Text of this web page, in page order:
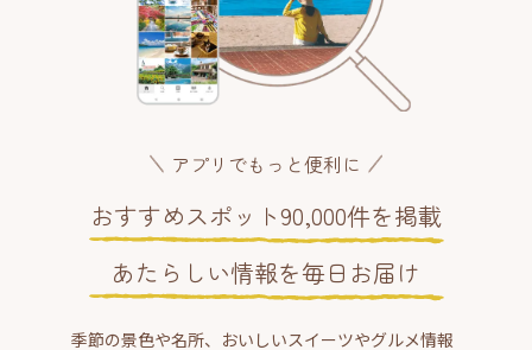
アプリでもっと便利に
おすすめスポット90,000件を掲載
あたらしい情報を毎日お届け
季節の景色や名所、おいしいスイーツやグルメ情報